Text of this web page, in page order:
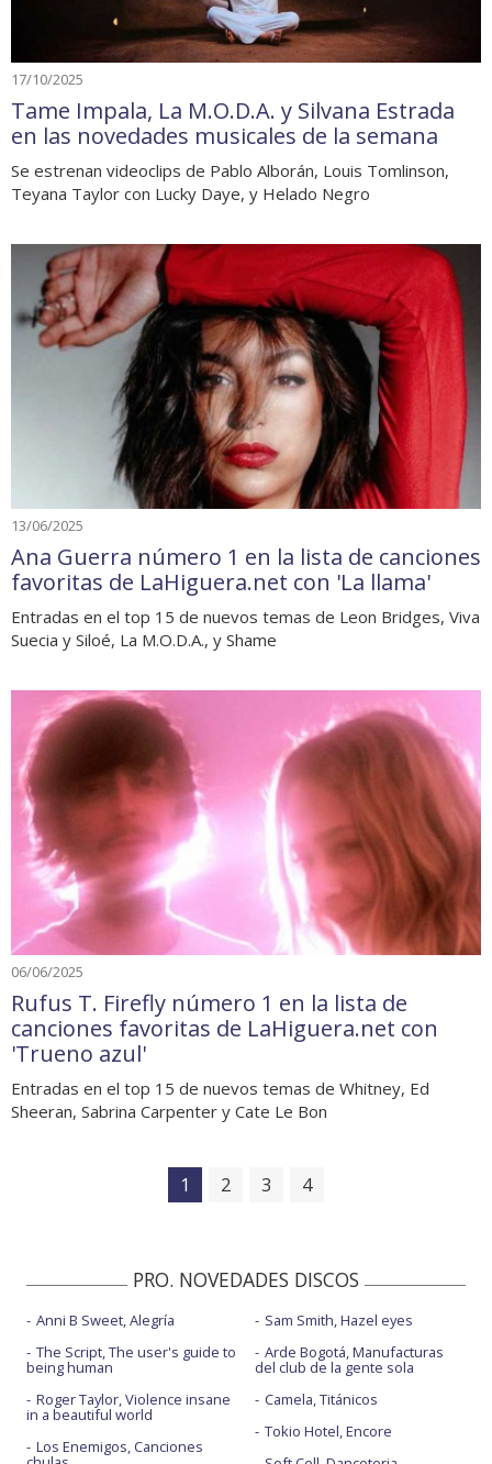
17/10/2025
Tame Impala, La M.O.D.A. y Silvana Estrada
en las novedades musicales de la semana
Se estrenan videoclips de Pablo Alborán, Louis Tomlinson,
Teyana Taylor con Lucky Daye, y Helado Negro
13/06/2025
Ana Guerra número 1 en la lista de canciones
favoritas de LaHiguera.net con 'La llama'
Entradas en el top 15 de nuevos temas de Leon Bridges, Viva
Suecia y Siloé, La M.O.D.A., y Shame
06/06/2025
Rufus T. Firefly número 1 en la lista de
canciones favoritas de LaHiguera.net con
'Trueno azul'
Entradas en el top 15 de nuevos temas de Whitney, Ed
Sheeran, Sabrina Carpenter y Cate Le Bon
1 2 3 4
PRO. NOVEDADES DISCOS
Anni B Sweet, Alegría
The Script, The user's guide to
being human
Roger Taylor, Violence insane
in a beautiful world
Los Enemigos, Canciones
Sam Smith, Hazel eyes
Arde Bogotá, Manufacturas
del club de la gente sola
Camela, Titánicos
Tokio Hotel, Encore